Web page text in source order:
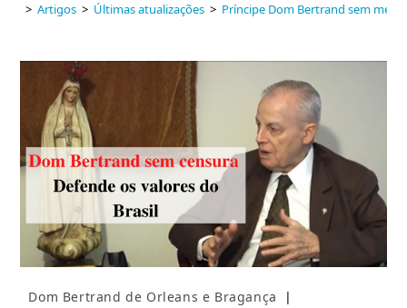
> Artigos > Últimas atualizações > Príncipe Dom Bertrand sem
Autor
Dom Bertrand de Orleans e Bragança